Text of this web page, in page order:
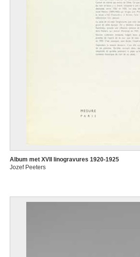
Album met XVII linogravures 1920-1925
Jozef Peeters